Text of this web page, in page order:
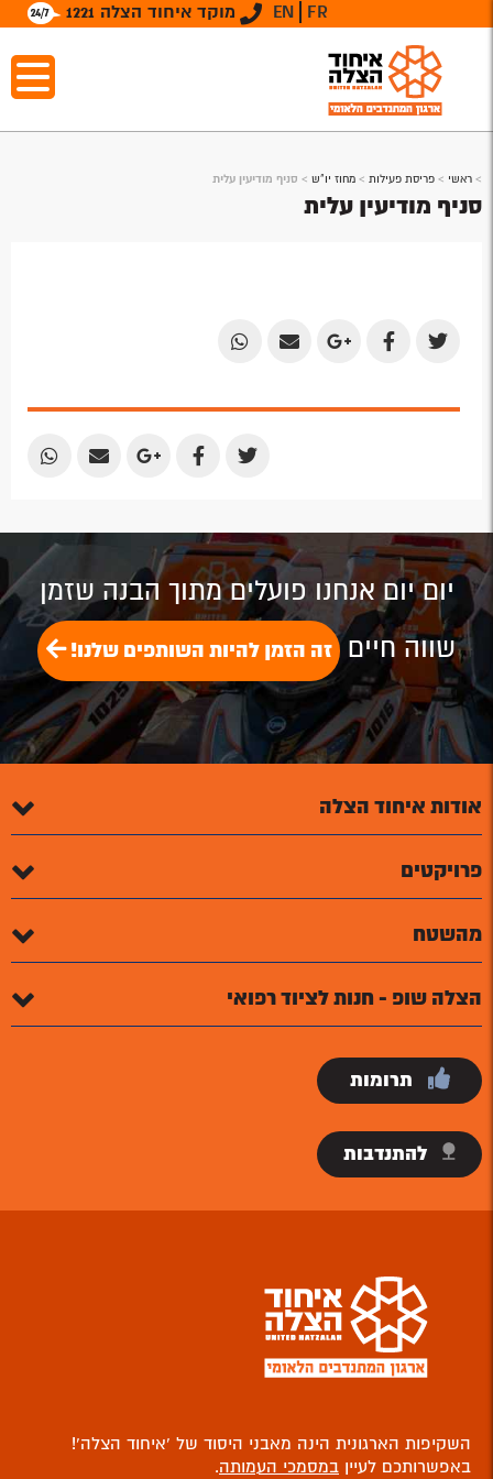
מוקד איחוד הצלה 1221 EN FR
> ראשי > פריסת פעילות > מחוז יו"ש > סניף מודיעין עלית
סניף מודיעין עלית
Share
Twitter
Share
Facebook
Share
Google
Share
Email
Share
Email
Share
Share
Share
Share
Share
יום יום אנחנו פועלים מתוך הבנה שזמן
שווה חיים זה הזמן להיות השותפים שלנו!
אודות איחוד הצלה
פרויקטים
מהשטח
הצלה שופ - חנות לציוד רפואי
תרומות
להתנדבות
השקיפות הארגונית הינה מאבני היסוד של ‘איחוד הצלה’!
באפשרותכם לעיין במסמכי העמותה.